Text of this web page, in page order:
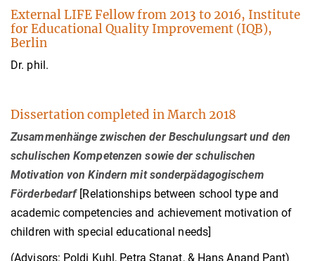
External LIFE Fellow from 2013 to 2016, Institute
for Educational Quality Improvement (IQB),
Berlin
Dr. phil.
Dissertation completed in March 2018
Zusammenhänge zwischen der Beschulungsart und den
schulischen Kompetenzen sowie der schulischen
Motivation von Kindern mit sonderpädagogischem
Förderbedarf [Relationships between school type and
academic competencies and achievement motivation of
children with special educational needs]
(Advisors: Poldi Kuhl, Petra Stanat, & Hans Anand Pant)